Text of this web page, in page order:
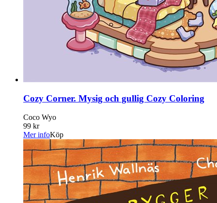
Cozy Corner. Mysig och gullig Cozy Coloring
Coco Wyo
99 kr
Mer infoKöp